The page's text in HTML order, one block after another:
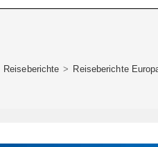
Reiseberichte > Reiseberichte